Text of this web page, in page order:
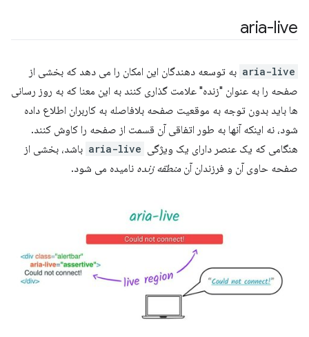
aria-live
aria-live به توسعه دهندگان این امکان را می دهد که بخشی از
صفحه را به عنوان "زنده" علامت گذاری کنند به این معنا که به روز رسانی
ها باید بدون توجه به موقعیت صفحه بلافاصله به کاربران اطلاع داده
شود، نه اینکه آنها به طور اتفاقی آن قسمت از صفحه را کاوش کنند.
هنگامی که یک عنصر دارای یک ویژگی aria-live باشد، بخشی از
صفحه حاوی آن و فرزندان آن منطقه زنده نامیده می شود.